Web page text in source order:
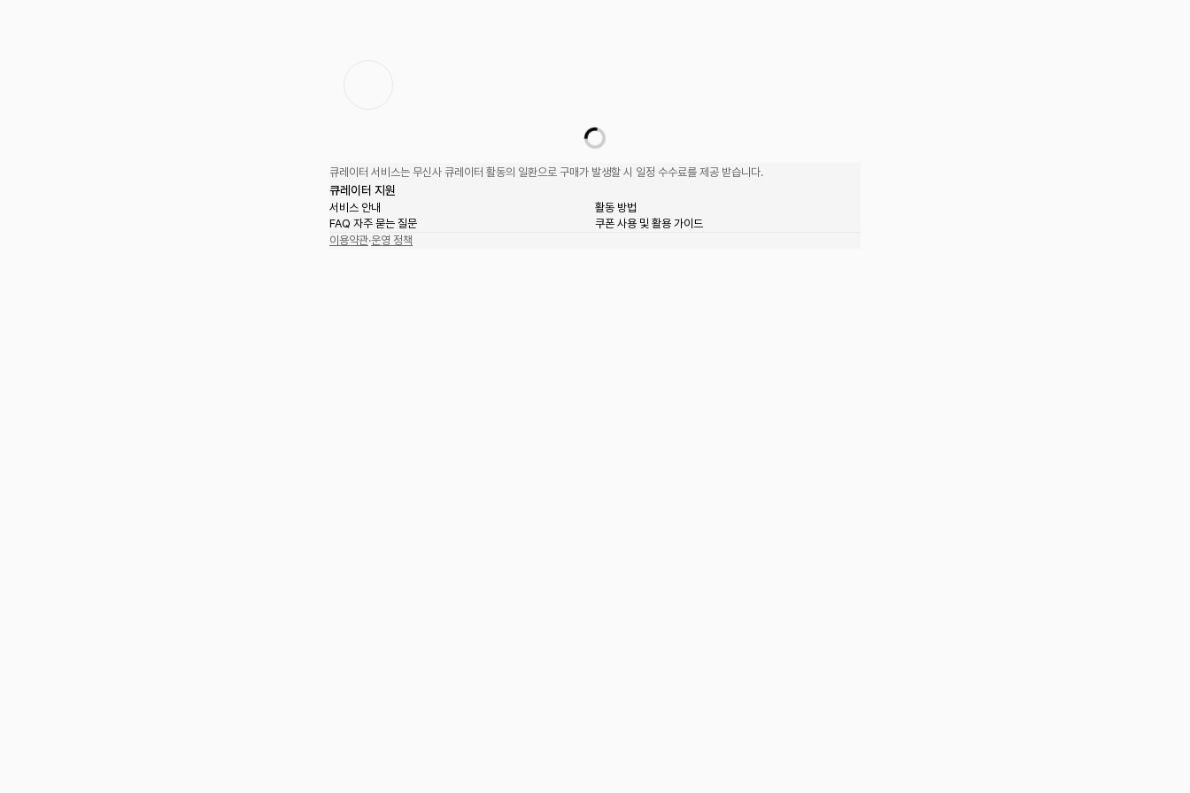
큐레이터 서비스는 무신사 큐레이터 활동의 일환으로 구매가 발생할 시 일정 수수료를 제공 받습니다.
큐레이터 지원
서비스 안내
활동 방법
FAQ 자주 묻는 질문
쿠폰 사용 및 활용 가이드
이용약관·운영 정책